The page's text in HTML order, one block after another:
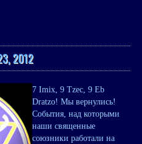
2012
7 Imix, 9 Tzec, 9 Eb
Dratzo! Мы вернулись!
События, над которыми
наши священные
союзники работали на